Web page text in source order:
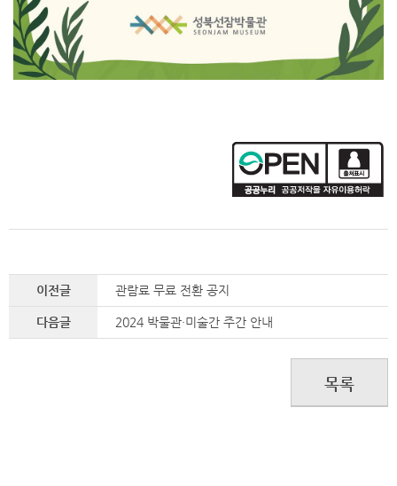
이전글 관람료 무료 전환 공지
다음글 2024 박물관·미술간 주간 안내
목록